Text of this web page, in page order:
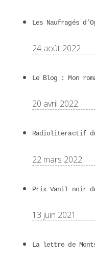
Les Naufragés
24 août 2022
Le Blog : Mon
20 avril 2022
Radioliteractif
22 mars 2022
Prix Vanil noir
13 juin 2021
La lettre de